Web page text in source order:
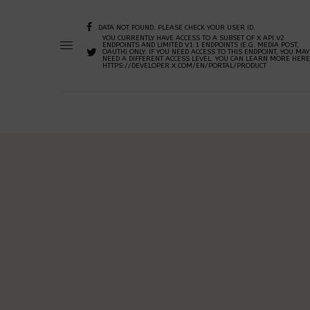
DATA NOT FOUND. PLEASE CHECK YOUR USER ID.
YOU CURRENTLY HAVE ACCESS TO A SUBSET OF X API V2
ENDPOINTS AND LIMITED V1.1 ENDPOINTS (E.G. MEDIA POST,
OAUTH) ONLY. IF YOU NEED ACCESS TO THIS ENDPOINT, YOU MAY
NEED A DIFFERENT ACCESS LEVEL. YOU CAN LEARN MORE
HTTPS://DEVELOPER.X.COM/EN/PORTAL/PRODUCT